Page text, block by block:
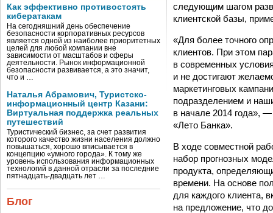
Как эффективно противостоять
кибератакам
На сегодняшний день обеспечение
безопасности корпоративных ресурсов
является одной из наиболее приоритетных
целей для любой компании вне
зависимости от масштабов и сферы
деятельности. Рынок информационной
безопасности развивается, а это значит,
что и …
Наталья Абрамович, Туристско-
информационный центр Казани:
Виртуальная поддержка реальных
путешествий
Туристический бизнес, за счет развития
которого качество жизни населения должно
повышаться, хорошо вписывается в
концепцию «умного города». К тому же
уровень использования информационных
технологий в данной отрасли за последние
пятнадцать-двадцать лет …
Блог
следующим шагом
клиентской базы,
«Для более точного
клиентов. При этом
в современных
и не достигают
маркетинговых
подразделением и
в начале 2014 года»,
«Лето Банка».
В ходе совместной
набор прогнозных
продукта,
времени. На основе
для каждого клиента,
на предложение, что